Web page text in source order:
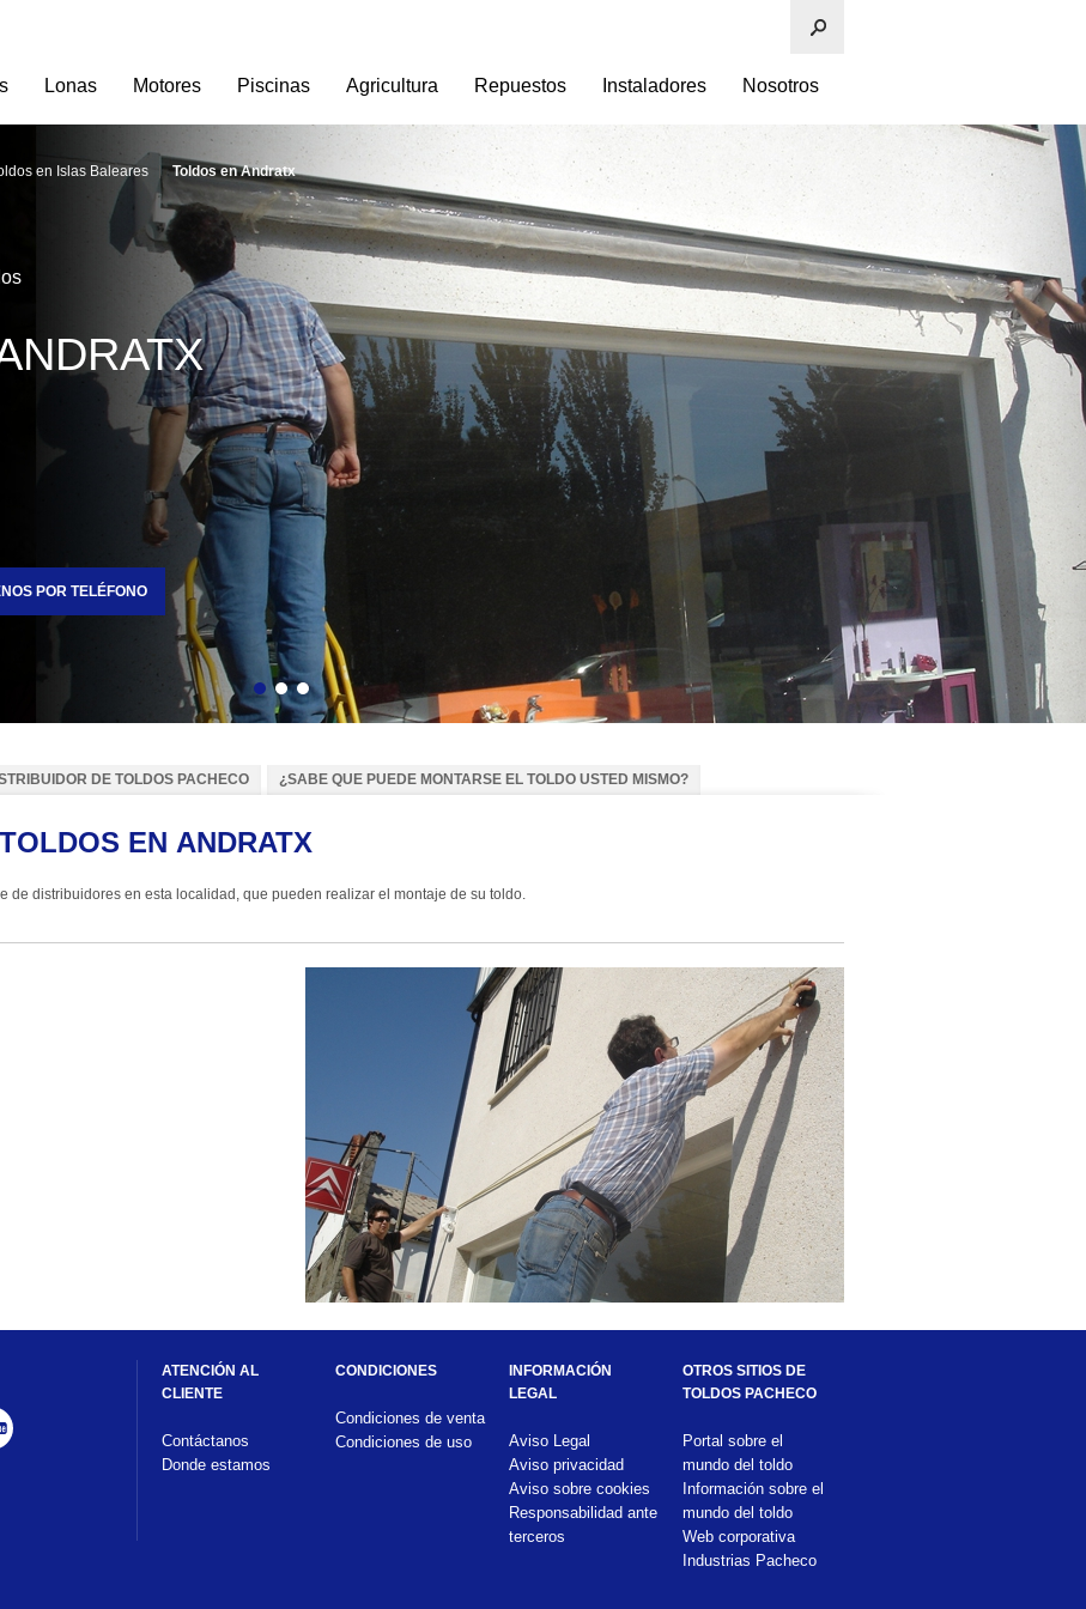
Lonas Motores Piscinas Agricultura Repuestos Instaladores Nosotros
en Islas Baleares Toldos en Andratx
POR TELÉFONO
Siguiente
DE TOLDOS PACHECO ¿SABE QUE PUEDE MONTARSE EL TOLDO USTED MISMO?
EN ANDRATX
Le informamos que Toldos Pacheco dispone de distribuidores en esta localidad, que pueden realizar el montaje de su toldo.
ATENCIÓN AL
CLIENTE
Contáctanos
Donde estamos
CONDICIONES
Condiciones de venta
Condiciones de uso
INFORMACIÓN
LEGAL
Aviso Legal
Aviso privacidad
Aviso sobre cookies
Responsabilidad ante
terceros
OTROS SITIOS DE
TOLDOS PACHECO
Portal sobre el
mundo del toldo
Información sobre el
mundo del toldo
Web corporativa
Industrias Pacheco